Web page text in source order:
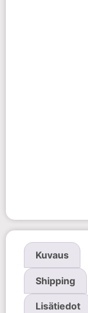
Kuvaus
Shipping
Lisätiedot